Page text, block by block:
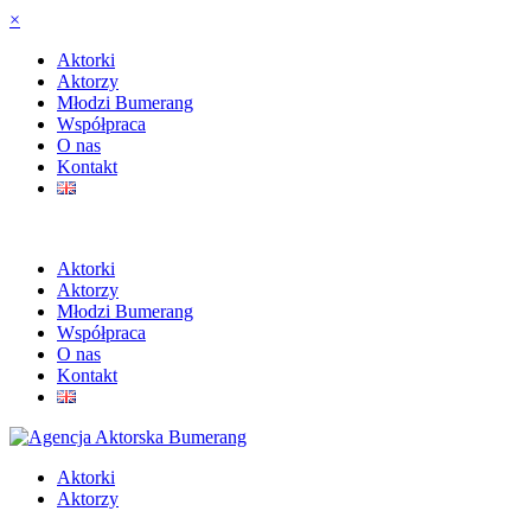
×
Aktorki
Aktorzy
Młodzi Bumerang
Współpraca
O nas
Kontakt
Aktorki
Aktorzy
Młodzi Bumerang
Współpraca
O nas
Kontakt
Aktorki
Aktorzy